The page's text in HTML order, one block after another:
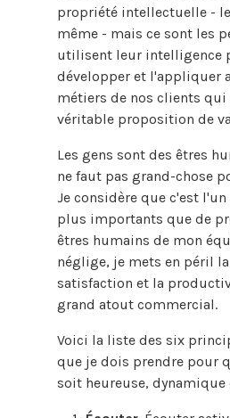
propriété intellectuelle -
même - mais ce sont les
utilisent leur intelligence
développer et l'appliquer
métiers de nos clients qui
véritable proposition de
Les gens sont des êtres
ne faut pas grand-chose
Je considère que c'est
plus importants que de
êtres humains de mon
néglige, je mets en péril
satisfaction et la
grand atout commercial.
Voici la liste des six
que je dois prendre pour
soit heureuse, dynamique